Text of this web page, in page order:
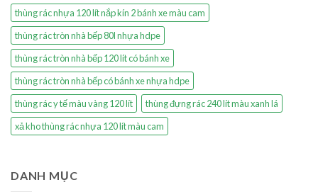
thùng rác nhựa 120 lít nắp kín 2 bánh xe màu cam
thùng rác tròn nhà bếp 80l nhựa hdpe
thùng rác tròn nhà bếp 120 lít có bánh xe
thùng rác tròn nhà bếp có bánh xe nhựa hdpe
thùng rác y tế màu vàng 120 lít
thùng đựng rác 240 lít màu xanh lá
xả kho thùng rác nhựa 120 lít màu cam
DANH MỤC